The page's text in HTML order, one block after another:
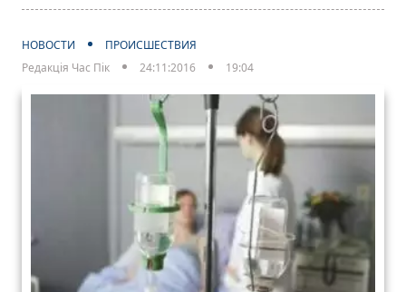
НОВОСТИ
ПРОИСШЕСТВИЯ
Редакція Час Пік
24:11:2016 19:04